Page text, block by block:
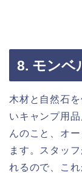
8. モンベ
木材と自然石
いキャンプ用
んのこと、オ
ます。スタッ
れるので、こ